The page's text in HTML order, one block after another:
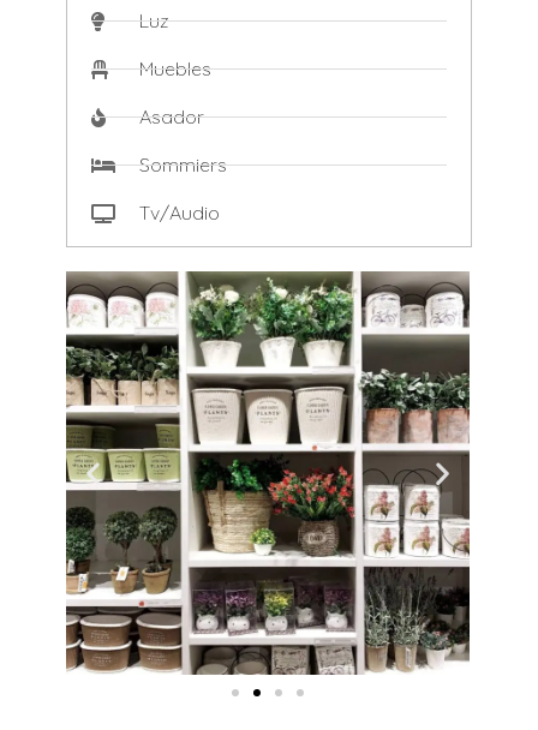
Luz
Muebles
Asador
Sommiers
Tv/Audio